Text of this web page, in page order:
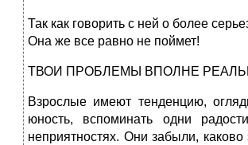
Так как говорить с ней о более
Она же все равно не поймет!
ТВОИ ПРОБЛЕМЫ ВПОЛНЕ
Взрослые имеют тенденцию,
юность, вспоминать одни
неприятностях. Они забыли, каково